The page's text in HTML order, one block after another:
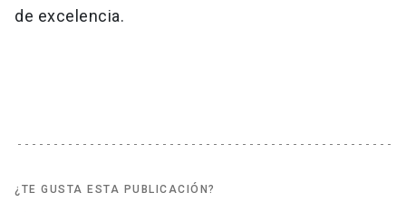
de excelencia.
¿TE GUSTA ESTA PUBLICACIÓN?